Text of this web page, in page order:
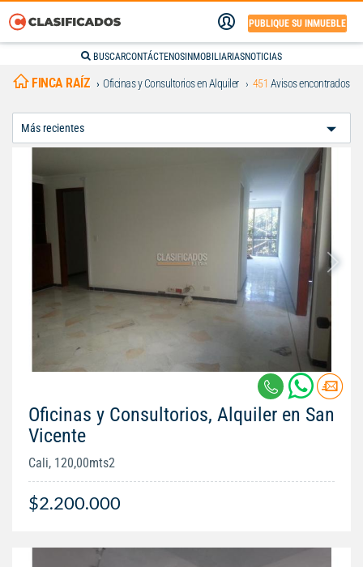
PUBLIQUE SU INMUEBLE
BUSCARCONTÁCTENOS INMOBILIARIASNOTICIAS
FINCA RAÍZ Oficinas y Consultorios en Alquiler 451 Avisos encontrados
Oficinas y Consultorios, Alquiler en San
Vicente
Cali, 120,00mts2
$2.200.000